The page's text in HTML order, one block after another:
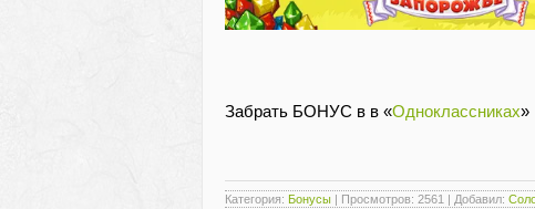
Забрать БОНУС в в «Одноклассниках»
Категория: Бонусы | Просмотров: 2561 | Добавил: